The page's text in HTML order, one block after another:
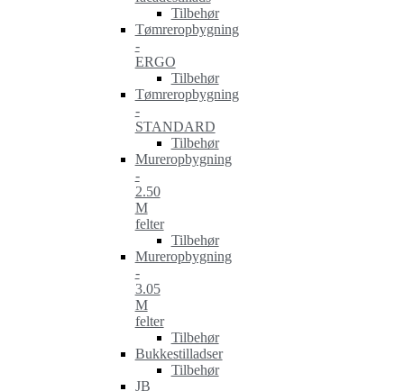
Tilbehør
Tømreropbygning
-
ERGO
Tilbehør
Tømreropbygning
-
STANDARD
Tilbehør
Mureropbygning
-
2.50
M
felter
Tilbehør
Mureropbygning
-
3.05
M
felter
Tilbehør
Bukkestilladser
Tilbehør
JB